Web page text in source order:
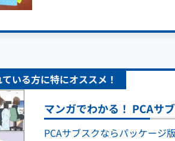
いる方に特にオススメ！
マンガでわかる！ PCAサ
PCAサブスクならパッケージ